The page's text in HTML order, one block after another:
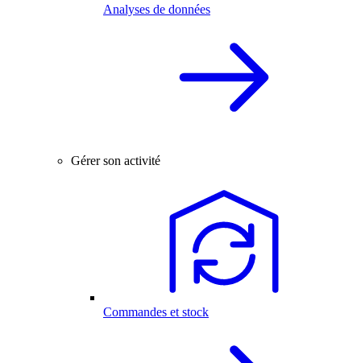
Analyses de données
Gérer son activité
Commandes et stock